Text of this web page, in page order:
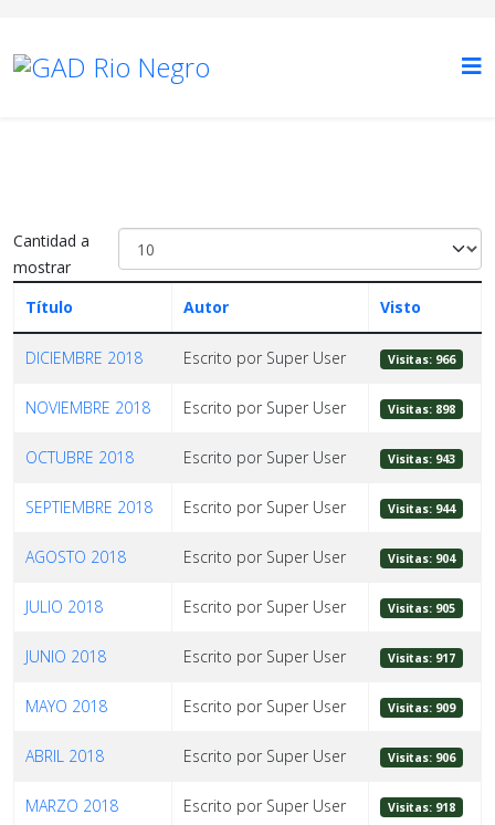
Cantidad a
mostrar
Título
Autor Visto
DICIEMBRE 2018 Escrito por Super User Visitas: 966
NOVIEMBRE 2018 Escrito por Super User Visitas: 898
OCTUBRE 2018 Escrito por Super User Visitas: 943
SEPTIEMBRE 2018 Escrito por Super User Visitas: 944
AGOSTO 2018 Escrito por Super User Visitas: 904
JULIO 2018 Escrito por Super User Visitas: 905
JUNIO 2018 Escrito por Super User Visitas: 917
MAYO 2018 Escrito por Super User Visitas: 909
ABRIL 2018 Escrito por Super User Visitas: 906
MARZO 2018 Escrito por Super User Visitas: 918